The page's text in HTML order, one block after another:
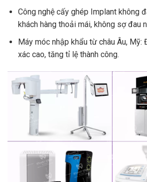
Công nghệ cấy ghép Implant không
khách hàng thoải mái, không sợ đau
Máy móc nhập khẩu từ châu Âu, Mỹ:
xác cao, tăng tỉ lệ thành công.